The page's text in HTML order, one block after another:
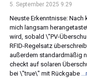
5. September 2025 9:29
Neuste Erkenntnisse:
mich langsam
wird, sobald \"PV-
RFID-Regelsatz
außerdem standardmäßig
checkt auf solaren
bei \"true\" mit Rückgabe